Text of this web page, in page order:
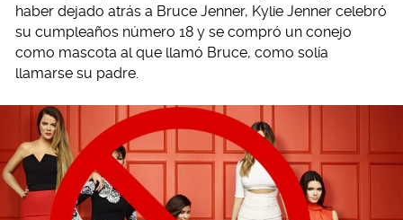
haber dejado atrás a Bruce Jenner, Kylie Jenner celebró
su cumpleaños número 18 y se compró un conejo
como mascota al que llamó Bruce, como solía
llamarse su padre.